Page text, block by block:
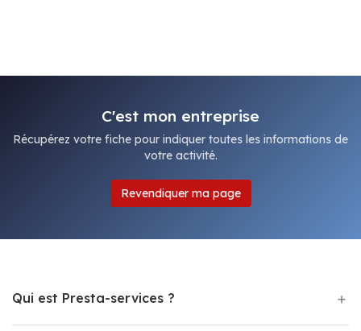
C'est mon entreprise
Récupérez votre fiche pour indiquer toutes les informations de
votre activité.
Revendiquer ma page
Qui est Presta-services ?